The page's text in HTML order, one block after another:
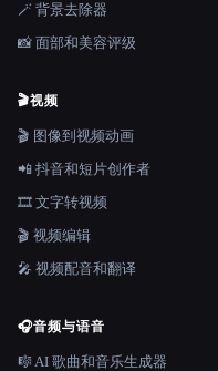
🪄 背景去除器
📸 面部和美容评级
🎬视频
🎬 图像到视频动画
📲 抖音和短片创作者
🎞️ 文字转视频
🎬 视频编辑
🎤 视频配音和翻译
🎧音频与语音
🎼 AI 歌曲和音乐生成器